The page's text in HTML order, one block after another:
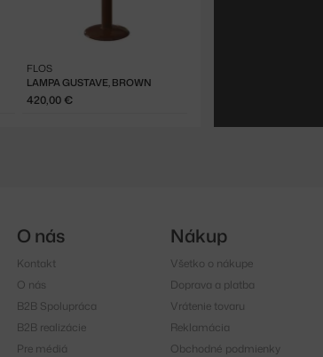
LAMPA GUSTAVE, BROWN
FLOS
420,00 €
O nás
Kontakt
O nás
B2B Spolupráca
B2B realizácie
Pre médiá
Nákup
Všetko o nákupe
Doprava a platba
Vrátenie tovaru
Reklamácia
Obchodné podmienky